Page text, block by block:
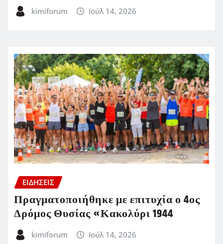
kimiforum Ιούλ 14, 2026
ΕΙΔΗΣΕΙΣ
Πραγματοποιήθηκε με επιτυχία ο 4ος
Δρόμος Θυσίας «Κακολύρι 1944
kimiforum Ιούλ 14, 2026